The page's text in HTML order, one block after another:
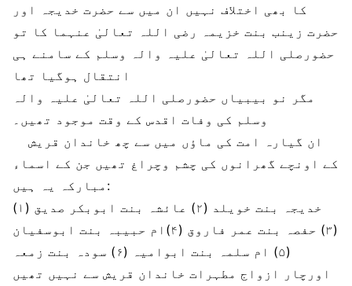
کا بھی اختلاف نہیں ان میں سے حضرت خدیجہ اور
حضرت زینب بنت خزیمہ رضی اللہ تعالیٰ عنہما کا تو
حضورصلی اللہ تعالیٰ علیہ والہ وسلم کے سامنے ہی
انتقال ہوگیا تھا
مگر نو بیبیاں حضورصلی اللہ تعالیٰ علیہ والہ
وسلم کی وفات اقدس کے وقت موجود تھیں۔
کے اونچے گھرانوں کی چشم وچراغ تھیں جن کے اسماء
مبارکہ یہ ہیں:
(۱) خدیجہ بنت خویلد (۲) عائشہ بنت ابوبکر صدیق
(۳) حفصہ بنت عمر فاروق (۴)ام حبیبہ بنت ابوسفیان
(۵) ام سلمہ بنت ابوامیہ (۶) سودہ بنت زمعہ
اورچار ازواج مطہرات خاندان قریش سے نہیں تھیں